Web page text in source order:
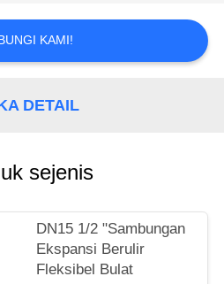
KAMI!
DETAIL
sejenis
DN15 1/2 "Sambungan
Ekspansi Berulir
Fleksibel Bulat